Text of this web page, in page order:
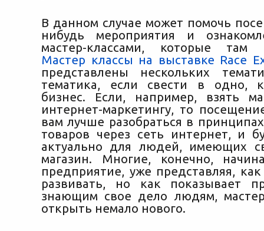
В данном случае может помочь
нибудь мероприятия и
мастер-классами, которые там
Мастер классы на выставке Race
представлены нескольких
тематика, если свести в одно,
бизнес. Если, например, взять
интернет-маркетингу, то
вам лучше разобраться в
товаров через сеть интернет, и
актуально для людей, имеющих
магазин. Многие, конечно,
предприятие, уже представляя,
развивать, но как показывает
знающим свое дело людям,
открыть немало нового.